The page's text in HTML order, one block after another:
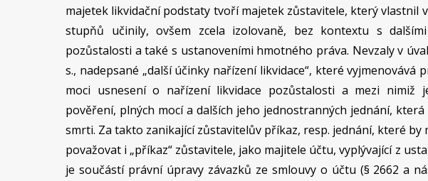
majetek likvidační podstaty tvoří majetek zůstavitele, který vlastnil
stupňů učinily, ovšem zcela izolovaně, bez kontextu s
pozůstalosti a také s ustanoveními hmotného práva. Nevzaly v
s., nadepsané „další účinky nařízení likvidace“, které vyjmenovává
moci usnesení o nařízení likvidace pozůstalosti a mezi nimiž
pověření, plných mocí a dalších jeho jednostranných jednání,
smrti. Za takto zanikající zůstavitelův příkaz, resp. jednání, které
považovat i „příkaz“ zůstavitele, jako majitele účtu, vyplývající z
je součástí právní úpravy závazků ze smlouvy o účtu (§ 2662 a